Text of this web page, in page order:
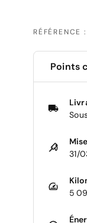
Points
31/
5